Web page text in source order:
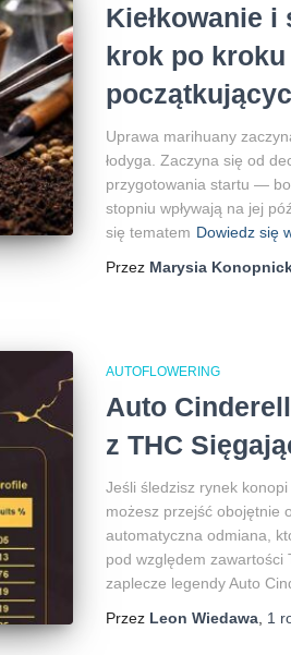
Kiełkowanie
krok po
Uprawa marihuany
łodyga. Zaczyna się od
przygotowania startu — bo
stopniu wpływają na jej
się tematem Dowiedz się
Przez Marysia
AUTOFLOWERING
Auto
z THC
Jeśli śledzisz rynek
możesz przejść obojętnie
automatyczna odmiana,
pod względem zawartości
zaplecze legendy Auto
Przez Leon Wiedawa, 1